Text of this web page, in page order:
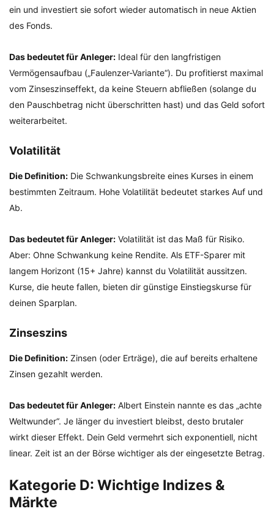
ein und investiert sie sofort wieder automatisch in neue Aktien
des Fonds.
Das bedeutet für Anleger: Ideal für den langfristigen
Vermögensaufbau („Faulenzer-Variante“). Du profitierst maximal
vom Zinseszinseffekt, da keine Steuern abfließen (solange du
den Pauschbetrag nicht überschritten hast) und das Geld sofort
weiterarbeitet.
Volatilität
Die Definition: Die Schwankungsbreite eines Kurses in einem
bestimmten Zeitraum. Hohe Volatilität bedeutet starkes Auf und
Ab.
Das bedeutet für Anleger: Volatilität ist das Maß für Risiko.
Aber: Ohne Schwankung keine Rendite. Als ETF-Sparer mit
langem Horizont (15+ Jahre) kannst du Volatilität aussitzen.
Kurse, die heute fallen, bieten dir günstige Einstiegskurse für
deinen Sparplan.
Zinseszins
Die Definition: Zinsen (oder Erträge), die auf bereits erhaltene
Zinsen gezahlt werden.
Das bedeutet für Anleger: Albert Einstein nannte es das „achte
Weltwunder“. Je länger du investiert bleibst, desto brutaler
wirkt dieser Effekt. Dein Geld vermehrt sich exponentiell, nicht
linear. Zeit ist an der Börse wichtiger als der eingesetzte Betrag.
Kategorie D: Wichtige Indizes &
Märkte